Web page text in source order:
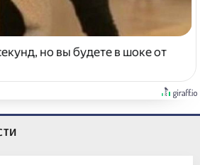
но вы будете в шоке от